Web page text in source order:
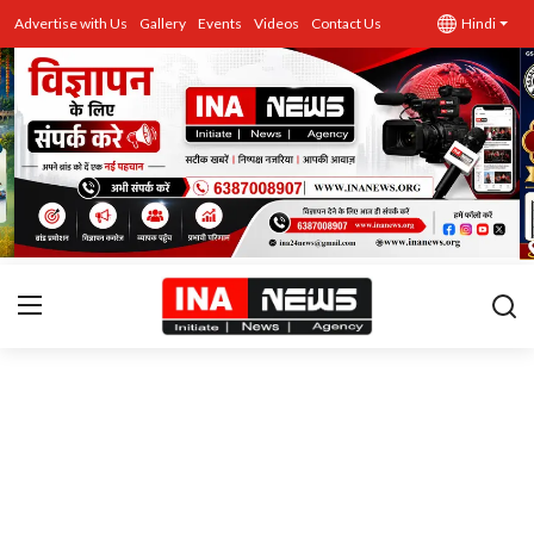
Advertise with Us Gallery Events Videos Contact Us Hindi
उत्तर प्रदेश
Advertise with Us
Events
राज्य